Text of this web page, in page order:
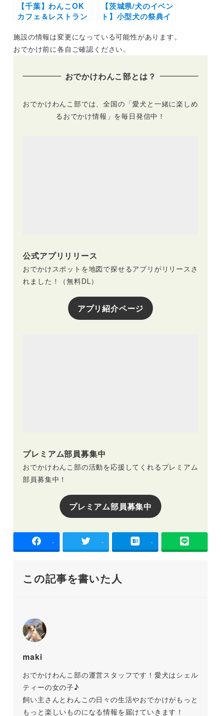
【千葉】わんこOK
カフェ＆レストラン
設店や豪快な海鮮丼
にラーメンも！実際
【茨城県/犬のイベン
ト】小型犬の祭典イ
撮影スポットなどハ
ロウィンを愛犬と遊
Festival-」（こもれ
10/31開催
施設の情報は変更になっている可能性があります。
おでかけ前に各自ご確認ください。
おでかけわんこ部とは？
おでかけわんこ部では、全国の「愛犬と一緒に楽しめ
るおでかけ情報」を毎日発信中！
公式アプリリリース
おでかけスポットを地図で探せるアプリがリリースさ
れました！（無料DL）
アプリ紹介ページ
プレミアム部員募集中
おでかけわんこ部の活動を応援してくれるプレミアム
部員募集中！
プレミアム部員募集中
- - -
この記事を書いた人
maki
おでかけわんこ部の運営スタッフです！愛犬はシェル
ティーの女の子♪
飼い主さんとわんこの日々の生活やおでかけがもっと
もっと楽しいものになる情報を届けていきます！